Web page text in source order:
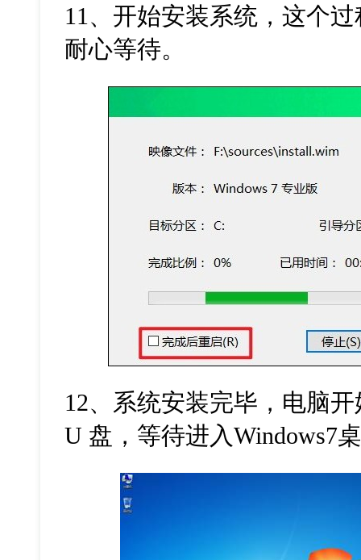
11、开始安装系统，这个
耐心等待。
12、系统安装完毕，电脑
U 盘，等待进入Windows7